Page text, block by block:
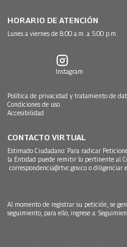
HORARIO DE ATENCIÓN
Lunes a viernes de 8:00 a.m. a 5:00 p.m.
Instagram
Política de privacidad y tratamiento de
Condiciones de uso
Accesibilidad
CONTACTO VIRTUAL
Estimado Ciudadano: Para radicar
la Entidad puede remitir lo pertinente al
correspondencia@rtvc.gov.co o diligenciar
Al momento de registrar su petición, se
seguimiento, para ello, ingrese a: